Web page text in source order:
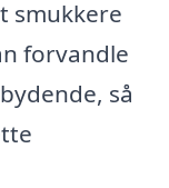
smukkere
forvandle
så